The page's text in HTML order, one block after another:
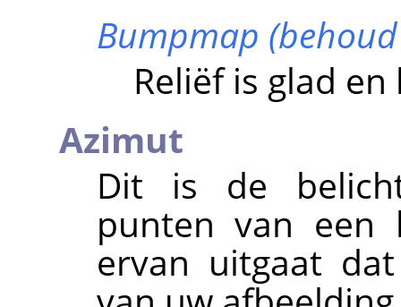
Bumpmap
Reliëf is glad
Azimut
Dit is de
punten van een
ervan uitgaat